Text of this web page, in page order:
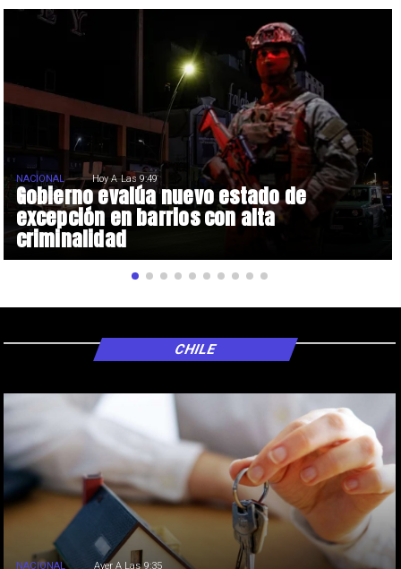
Gobierno evalúa nuevo estado de
excepción en barrios con alta
criminalidad
NACIONAL Hoy A Las 9:49
NACIONAL Ayer A Las 9:35
CHILE